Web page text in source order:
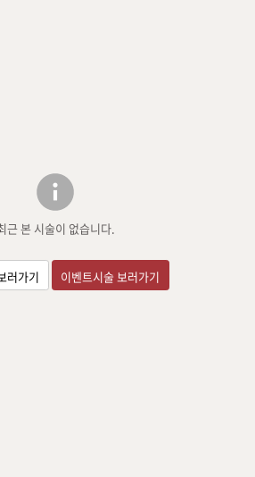
근 본 시술이 없습니다.
러가기 이벤트시술 보러가기